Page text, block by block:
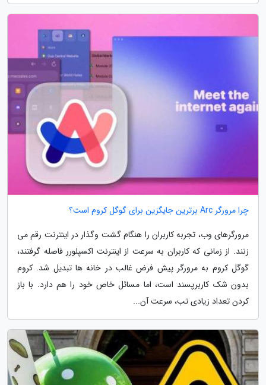
چرا مرورگر Arc برترین جایگزین برای گوگل کروم است؟
مرورگرهای وب، تجربه کاربران را هنگام گشت وگذار در اینترنت رقم می
زنند. از زمانی که کاربران به سرعت از اینترنت اکسپلورر فاصله گرفتند،
گوگل کروم به مرورگر پیش فرض غالب در خانه ها تبدیل شد. کروم
بدون شک کاربرپسند است، اما مسائل خاص خود را هم دارد. با باز
کردن تعداد زیادی تب، سرعت آن...